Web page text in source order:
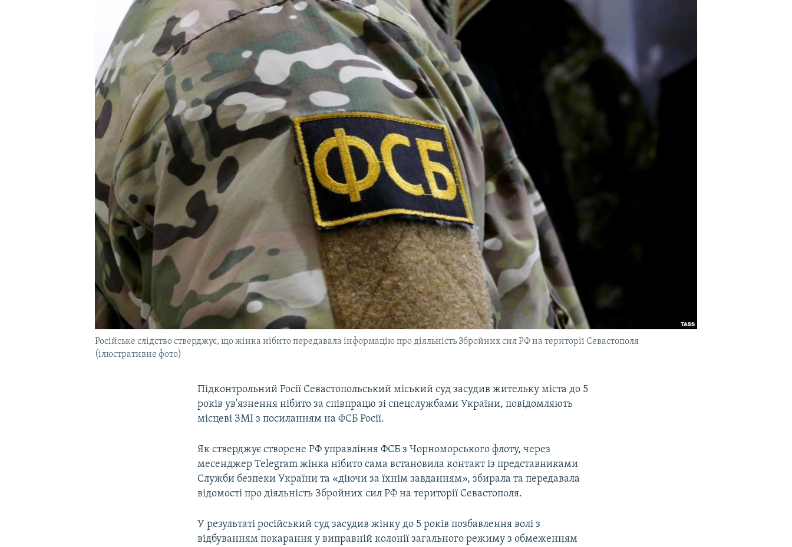
УКРАЇНСЬКА ПРОБЛЕМА КРИМУ
Російське слідство стверджує, що жінка нібито передавала інформацію про діяльність Збройних сил РФ на території Севастополя
(ілюстративне фото)
Підконтрольний Росії Севастопольський міський суд засудив жительку міста до 5
років ув'язнення нібито за співпрацю зі спецслужбами України, повідомляють
місцеві ЗМІ з посиланням на ФСБ Росії.
Як стверджує створене РФ управління ФСБ з Чорноморського флоту, через
месенджер Telegram жінка нібито сама встановила контакт із представниками
Служби безпеки України та «діючи за їхнім завданням», збирала та передавала
відомості про діяльність Збройних сил РФ на території Севастополя.
У результаті російський суд засудив жінку до 5 років позбавлення волі з
відбуванням покарання у виправній колонії загального режиму з обмеженням